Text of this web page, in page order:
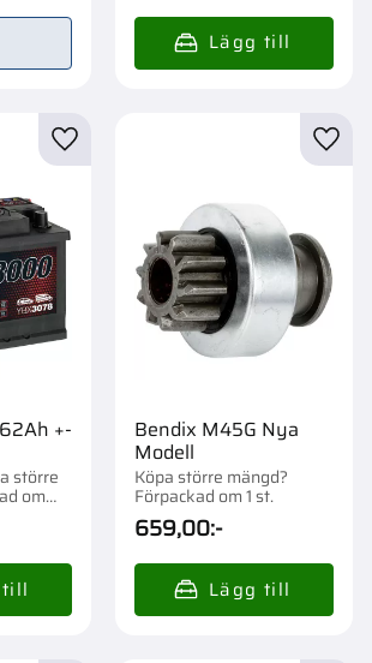
+-
större
om
Lägg till i favoriter
Bendix M45G Nya
Modell
Köpa större mängd?
Förpackad om 1 st.
659,00:-